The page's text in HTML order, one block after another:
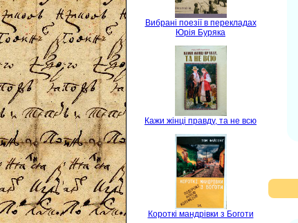
Вибрані поезії в перекладах
Юрія Буряка
Кажи жінці правду, та не всю
Короткі мандрівки з Боготи